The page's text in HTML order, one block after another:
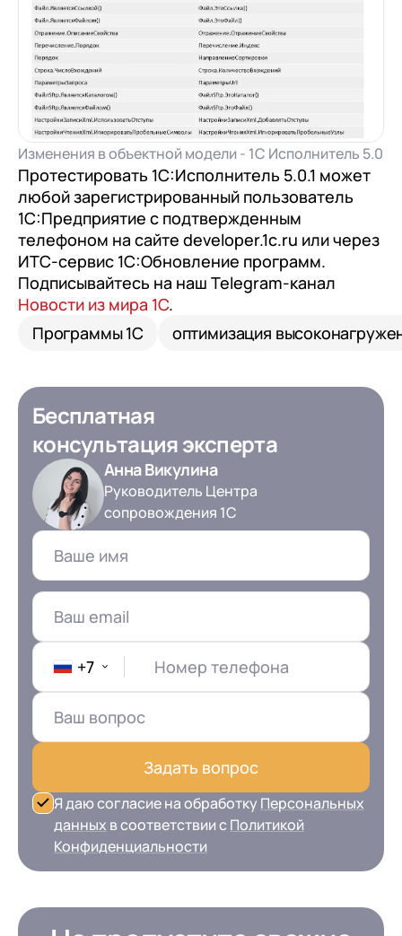
Изменения в объектной модели - 1С Исполнитель 5.0
Протестировать 1С:Исполнитель 5.0.1 может
любой зарегистрированный пользователь
1С:Предприятие с подтвержденным
телефоном на сайте developer.1c.ru или через
ИТС-сервис 1С:Обновление программ.
Подписывайтесь на наш Telegram-канал
Новости из мира 1С.
Программы 1С
оптимизация
Бесплатная
консультация эксперта
Анна Викулина
Руководитель Центра
сопровождения 1С
+7 Номер телефона
Задать вопрос
Я даю согласие на обработку Персональных
данных в соответствии сПолитикой
Конфиденциальности